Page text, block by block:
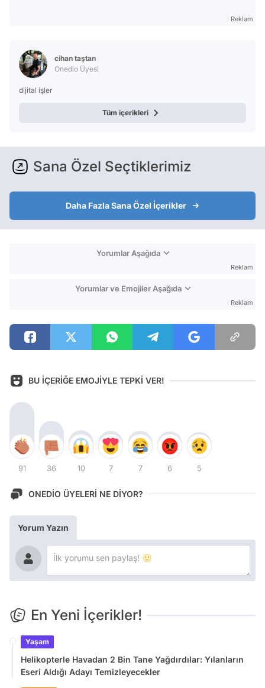
Reklam
cihan taştan
Onedio Üyesi
dijital işler
Tüm içerikleri
Sana Özel Seçtiklerimiz
Daha Fazla Sana Özel İçerikler
Yorumlar Aşağıda
Reklam
Yorumlar ve Emojiler Aşağıda
Reklam
BU İÇERİĞE EMOJİYLE TEPKİ VER!
91 36 10 7 7 6 5
ONEDİO ÜYELERİ NE DİYOR?
Yorum Yazın
En Yeni İçerikler!
Yaşam
Helikopterle Havadan 2 Bin Tane Yağdırdılar: Yılanların
Eseri Aldığı Adayı Temizleyecekler